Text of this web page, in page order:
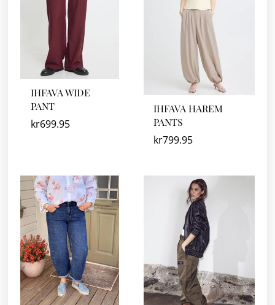
IHFAVA WIDE
PANT
kr699.95
IHFAVA HAREM
PANTS
kr799.95